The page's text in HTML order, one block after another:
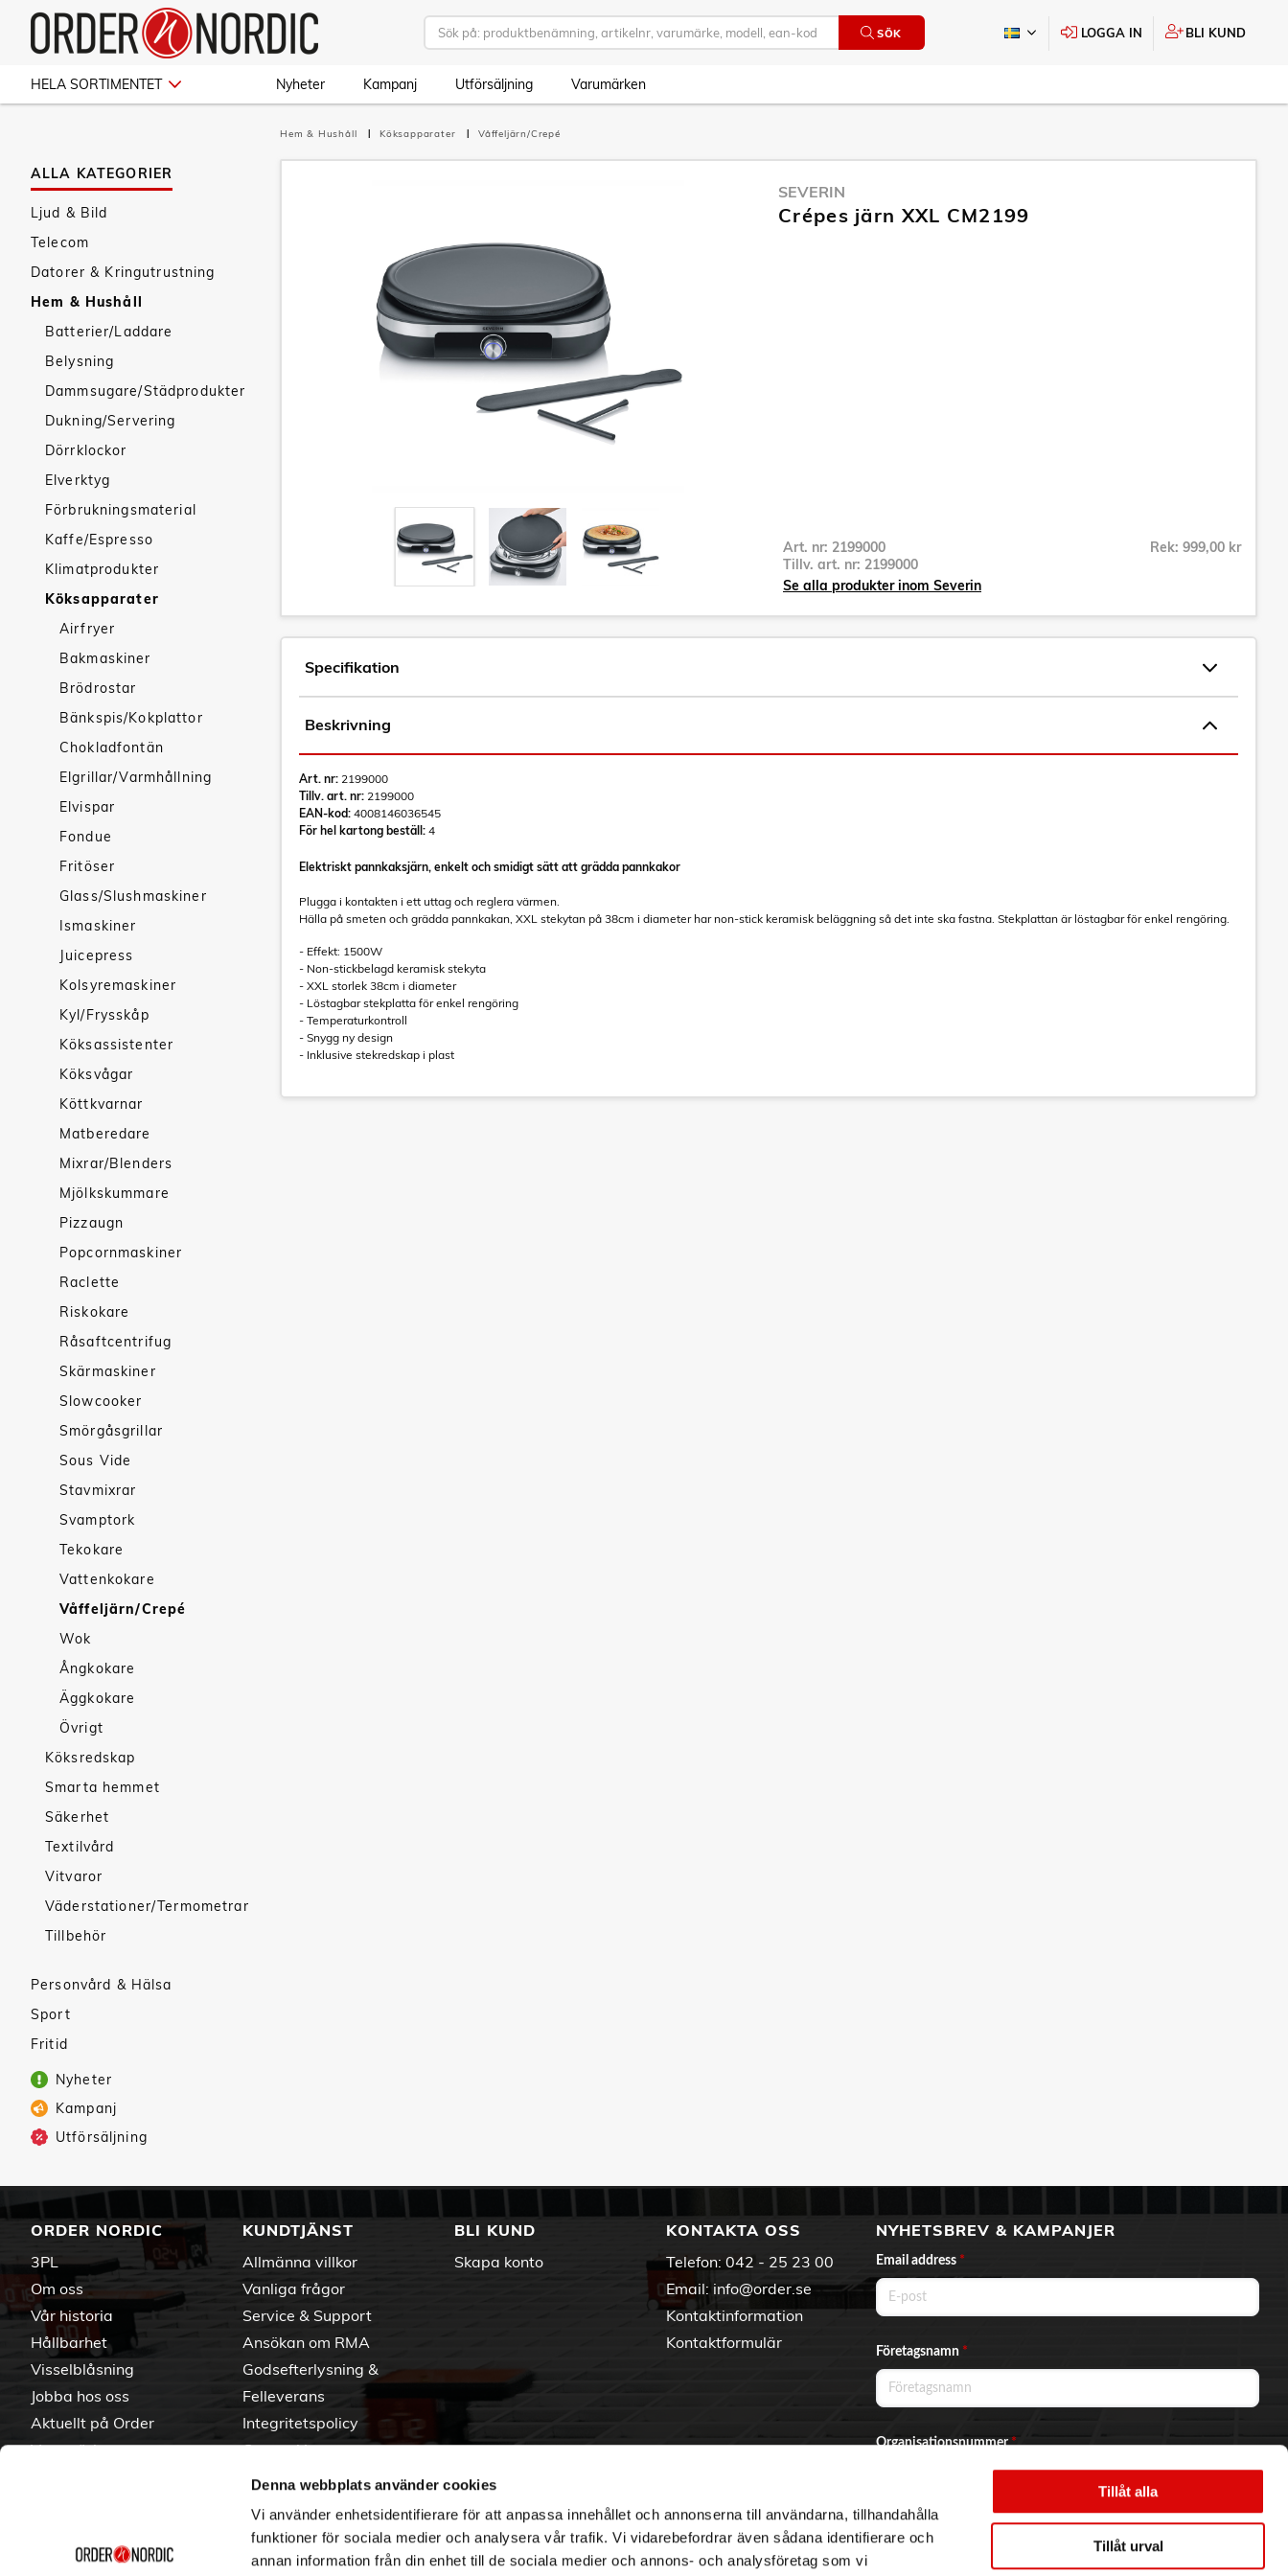
Denna webbplats använder cookies
Vi använder enhetsidentifierare för att anpassa innehållet och annonserna till användarna, tillhandahålla
funktioner för sociala medier och analysera vår trafik. Vi vidarebefordrar även sådana identifierare och
annan information från din enhet till de sociala medier och annons- och analysföretag som vi
Tillåt alla
Tillåt urval
SÖK LOGGA IN BLI KUND
HELA SORTIMENTET Nyheter Kampanj Utförsäljning Varumärken
ALLA KATEGORIER
Ljud & Bild
Telecom
Datorer & Kringutrustning
Hem & Hushåll
Batterier/Laddare
Belysning
Dammsugare/Städprodukter
Dukning/Servering
Dörrklockor
Elverktyg
Förbrukningsmaterial
Kaffe/Espresso
Klimatprodukter
Köksapparater
Airfryer
Bakmaskiner
Brödrostar
Bänkspis/Kokplattor
Chokladfontän
Elgrillar/Varmhållning
Elvispar
Fondue
Fritöser
Glass/Slushmaskiner
Ismaskiner
Juicepress
Kolsyremaskiner
Kyl/Frysskåp
Köksassistenter
Köksvågar
Köttkvarnar
Matberedare
Mixrar/Blenders
Mjölkskummare
Pizzaugn
Popcornmaskiner
Raclette
Riskokare
Råsaftcentrifug
Skärmaskiner
Slowcooker
Smörgåsgrillar
Sous Vide
Stavmixrar
Svamptork
Tekokare
Vattenkokare
Våffeljärn/Crepé
Wok
Ångkokare
Äggkokare
Övrigt
Köksredskap
Smarta hemmet
Säkerhet
Textilvård
Vitvaror
Väderstationer/Termometrar
Tillbehör
Personvård & Hälsa
Sport
Fritid
Nyheter
Kampanj
Utförsäljning
Hem & Hushåll Köksapparater Våffeljärn/Crepé
SEVERIN
Crépes järn XXL CM2199
Art. nr: 2199000
Tillv. art. nr: 2199000
Rek: 999,00 kr
Se alla produkter inom Severin
Specifikation
Beskrivning
Art. nr: 2199000
Tillv. art. nr: 2199000
EAN-kod: 4008146036545
För hel kartong beställ: 4
Elektriskt pannkaksjärn, enkelt och smidigt sätt att grädda pannkakor
Plugga i kontakten i ett uttag och reglera värmen.
Hälla på smeten och grädda pannkakan, XXL stekytan på 38cm i diameter har non-stick keramisk beläggning så det inte ska fastna. Stekplattan är löstagbar för enkel rengöring.
- Effekt: 1500W
- Non-stickbelagd keramisk stekyta
- XXL storlek 38cm i diameter
- Löstagbar stekplatta för enkel rengöring
- Temperaturkontroll
- Snygg ny design
- Inklusive stekredskap i plast
ORDER NORDIC
3PL
Om oss
Vår historia
Hållbarhet
Visselblåsning
Jobba hos oss
Aktuellt på Order
Varumärken
KUNDTJÄNST
Allmänna villkor
Vanliga frågor
Service & Support
Ansökan om RMA
Godsefterlysning &
Felleverans
Integritetspolicy
Om cookies
BLI KUND
Skapa konto
KONTAKTA OSS
Telefon: 042 - 25 23 00
Email: info@order.se
Kontaktinformation
Kontaktformulär
NYHETSBREV & KAMPANJER
Email address *
Företagsnamn *
Organisationsnummer*
Ja, jag vill prenumerera på nyhetsbrevet.